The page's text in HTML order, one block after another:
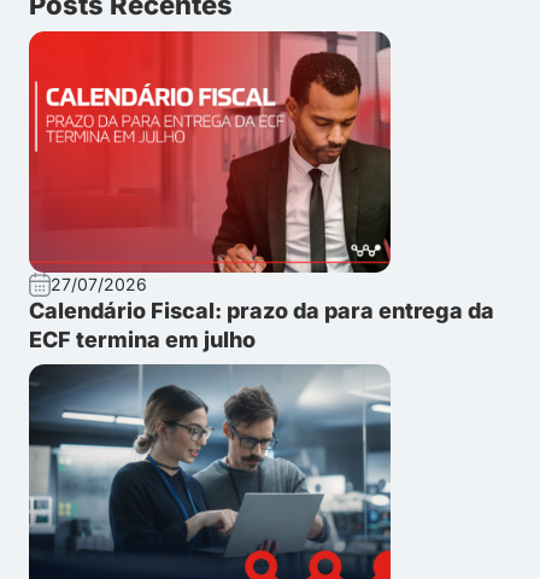
27/07/2026
Calendário Fiscal: prazo da para entrega da
ECF termina em julho